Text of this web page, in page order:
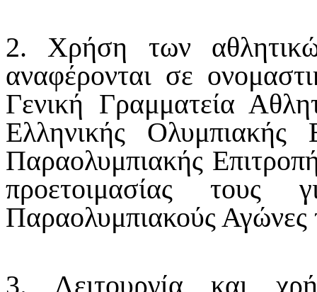
2. Χρήση των
αναφέρονται σε
Γενική Γραμματεία
Ελληνικής Ολυμπιακής
Παραολυμπιακής
προετοιμασίας τους
Παραολυμπιακούς Αγώνες
3. Λειτουργία και